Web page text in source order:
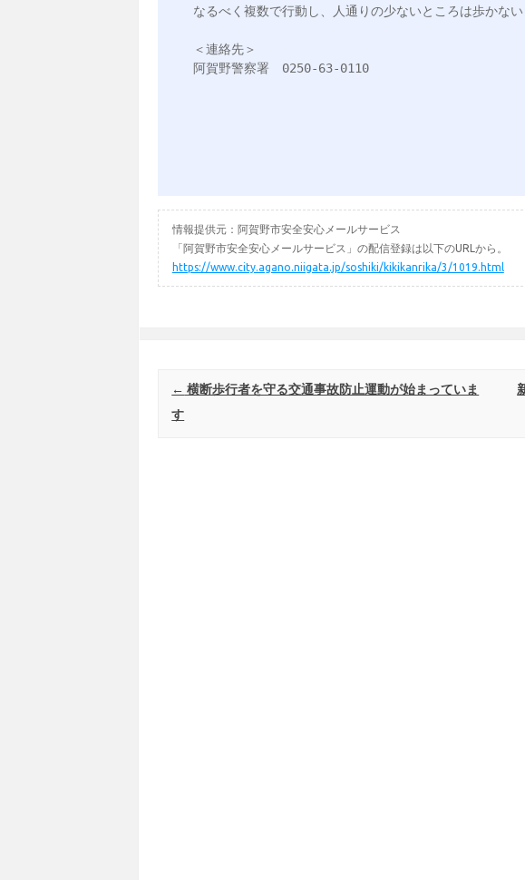
なるべく複数で行動し、人通りの少ないところは歩かない
＜連絡先＞
阿賀野警察署　0250-63-0110
情報提供元：阿賀野市安全安心メールサービス
「阿賀野市安全安心メールサービス」の配信登録は以下のURLから。
https://www.city.agano.niigata.jp/soshiki/kikikanrika/3/1019.html
Post navigation
← 横断歩行者を守る交通事故防止運動が始まっていま
す